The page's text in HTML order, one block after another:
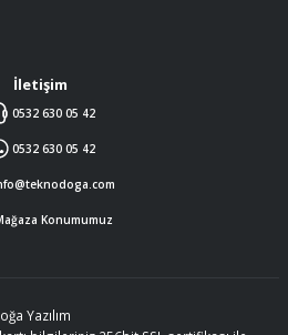
İletişim
0532 630 05 42
0532 630 05 42
Konumumuz
Yazılım